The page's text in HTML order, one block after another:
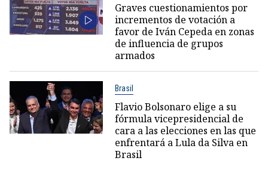
Graves cuestionamientos por
incrementos de votación a
favor de Iván Cepeda en zonas
de influencia de grupos
armados
Brasil
Flavio Bolsonaro elige a su
fórmula vicepresidencial de
cara a las elecciones en las que
enfrentará a Lula da Silva en
Brasil